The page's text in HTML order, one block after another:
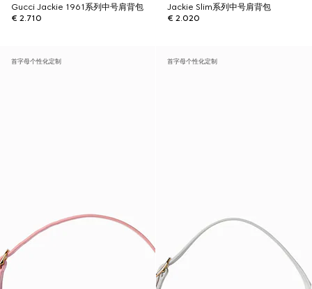
Gucci Jackie 1961系列中号肩背包
€ 2.710
Jackie Slim系列中号肩背包
€ 2.020
首字母个性化定制 首字母个性化定制